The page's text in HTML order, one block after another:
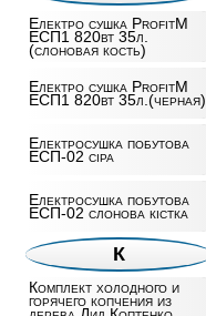
Електро сушка ProfitM
ЕСП1 820вт 35л.
(слоновая кость)
Електро сушка ProfitM
ЕСП1 820вт 35л.(черная)
Електросушка побутова
ЕСП-02 сiра
Електросушка побутова
ЕСП-02 слонова кістка
К
Комплект холодного и
горячего копчения из